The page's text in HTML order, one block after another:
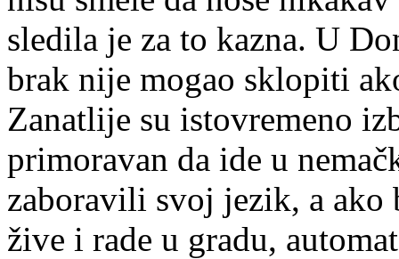
sledila je za to kazna. U
brak nije mogao sklopiti
Zanatlije su istovremeno
primoravan da ide u
zaboravili svoj jezik, a ako
žive i rade u gradu,